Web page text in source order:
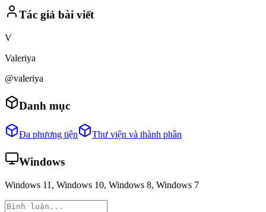
Tác giả bài viết
V
Valeriya
@valeriya
Danh mục
Đa phương tiện Thư viện và thành phần
Windows
Windows 11, Windows 10, Windows 8, Windows 7